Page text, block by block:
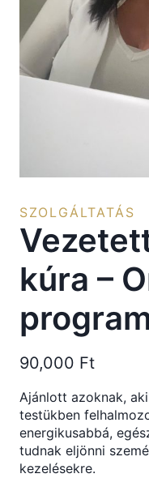
SZOLGÁLTATÁS
kúra –
90,000 Ft
Ajánlott azoknak,
testükben
energikusabbá,
tudnak eljönni
kezelésekre.